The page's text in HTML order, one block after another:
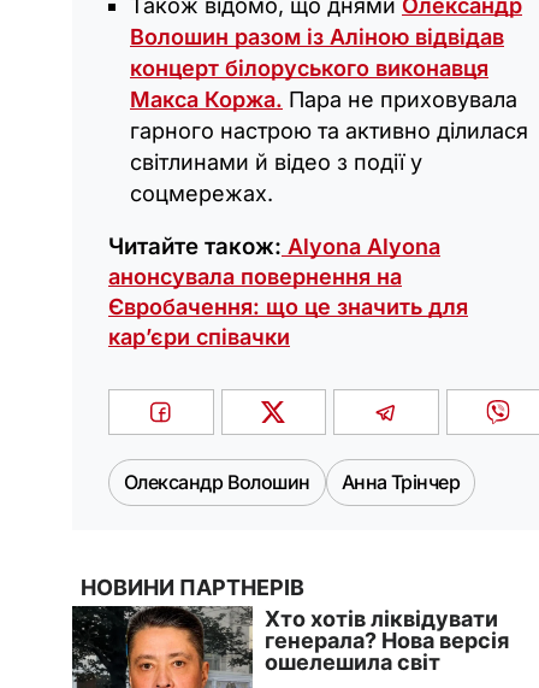
Також відомо, що днями Олександр
Волошин разом із Аліною відвідав
концерт білоруського виконавця
Макса Коржа. Пара не приховувала
гарного настрою та активно ділилася
світлинами й відео з події у
соцмережах.
Читайте також: Alyona Alyona
анонсувала повернення на
Євробачення: що це значить для
кар’єри співачки
Олександр Волошин Анна Трінчер